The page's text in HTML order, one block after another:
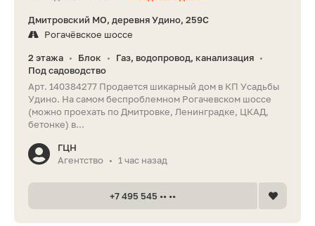
Дмитровский МО, деревня Удино, 259С
Рогачёвское шоссе
2 этажа • Блок • Газ, водопровод, канализация •
Под садоводство
Арт. 140384277 Продается шикарный дом в КП Усадьбы
Удино. На самом беспроблемном Рогачевском шоссе
(можно проехать по Дмитровке, Ленинградке, ЦКАД,
бетонке) в...
ГЦН
Агентство
• 1 час назад
+7 495 545 •• ••